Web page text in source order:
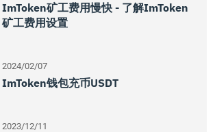
ImToken矿工费用慢快 - 了解imToken
矿工费用设置
2024/02/07
ImToken钱包充币USDT
2023/12/11